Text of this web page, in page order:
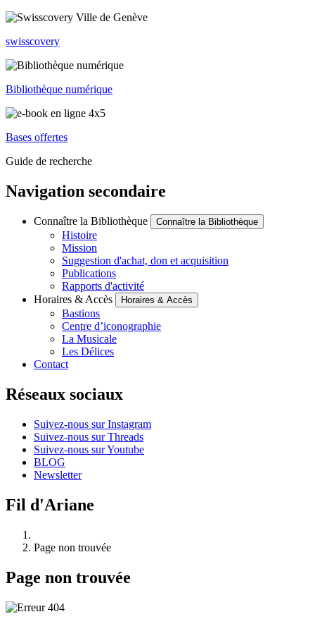
swisscovery
Bibliothèque numérique
Bases offertes
Guide de recherche
Navigation secondaire
Connaître la Bibliothèque Connaître la Bibliothèque
Histoire
Mission
Suggestion d'achat, don et acquisition
Publications
Rapports d'activité
Horaires & Accès
Horaires & Accès
Bastions
Centre d’iconographie
La Musicale
Les Délices
Contact
Réseaux sociaux
Suivez-nous sur Instagram
Suivez-nous sur Threads
Suivez-nous sur Youtube
BLOG
Newsletter
Fil d'Ariane
Page non trouvée
Page non trouvée